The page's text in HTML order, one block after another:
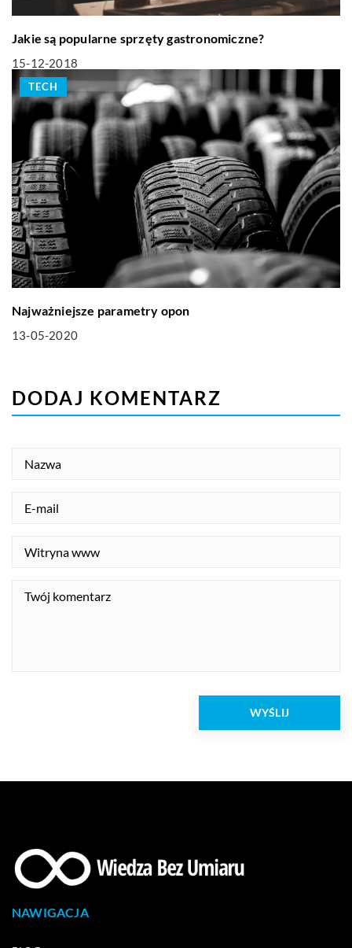
Jakie są popularne sprzęty gastronomiczne?
15-12-2018
TECH
Najważniejsze parametry opon
13-05-2020
DODAJ KOMENTARZ
NAWIGACJA